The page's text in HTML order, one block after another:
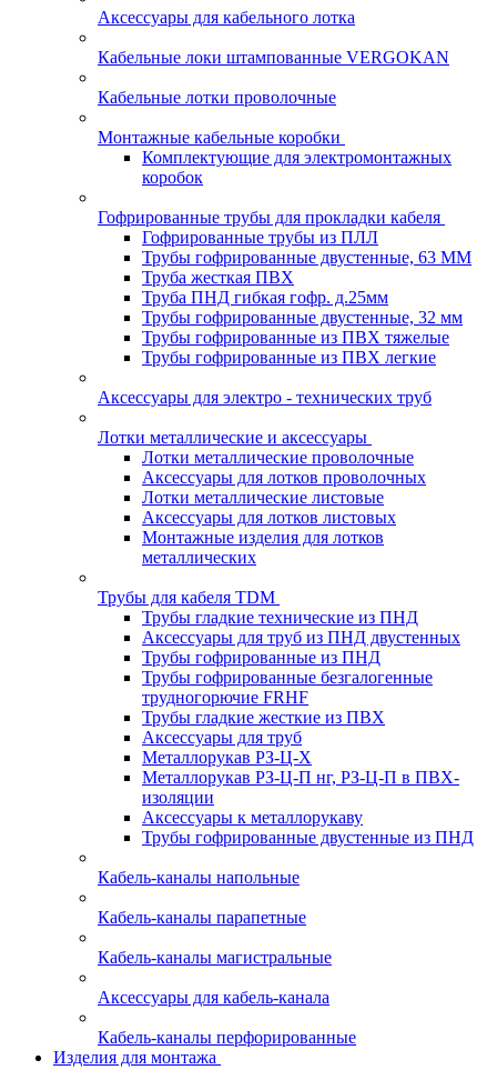
Аксессуары для кабельного лотка
Кабельные локи штампованные VERGOKAN
Кабельные лотки проволочные
Монтажные кабельные коробки
Комплектующие для электромонтажных
коробок
Гофрированные трубы для прокладки кабеля
Гофрированные трубы из ПЛЛ
Трубы гофрированные двустенные, 63 ММ
Труба жесткая ПВХ
Труба ПНД гибкая гофр. д.25мм
Трубы гофрированные двустенные, 32 мм
Трубы гофрированные из ПВХ тяжелые
Трубы гофрированные из ПВХ легкие
Аксессуары для электро - технических труб
Лотки металлические и аксессуары
Лотки металлические проволочные
Аксессуары для лотков проволочных
Лотки металлические листовые
Аксессуары для лотков листовых
Монтажные изделия для лотков
металлических
Трубы для кабеля TDM
Трубы гладкие технические из ПНД
Аксессуары для труб из ПНД двустенных
Трубы гофрированные из ПНД
Трубы гофрированные безгалогенные
трудногорючие FRHF
Трубы гладкие жесткие из ПВХ
Аксессуары для труб
Металлорукав РЗ-Ц-Х
Металлорукав РЗ-Ц-П нг, РЗ-Ц-П в ПВХ-
изоляции
Аксессуары к металлорукаву
Трубы гофрированные двустенные из ПНД
Кабель-каналы напольные
Кабель-каналы парапетные
Кабель-каналы магистральные
Аксессуары для кабель-канала
Кабель-каналы перфорированные
Изделия для монтажа